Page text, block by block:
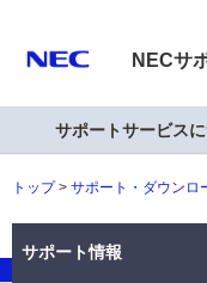
NECサ
サポートサービス
トップ サポート・ダウンロ
サポート情報